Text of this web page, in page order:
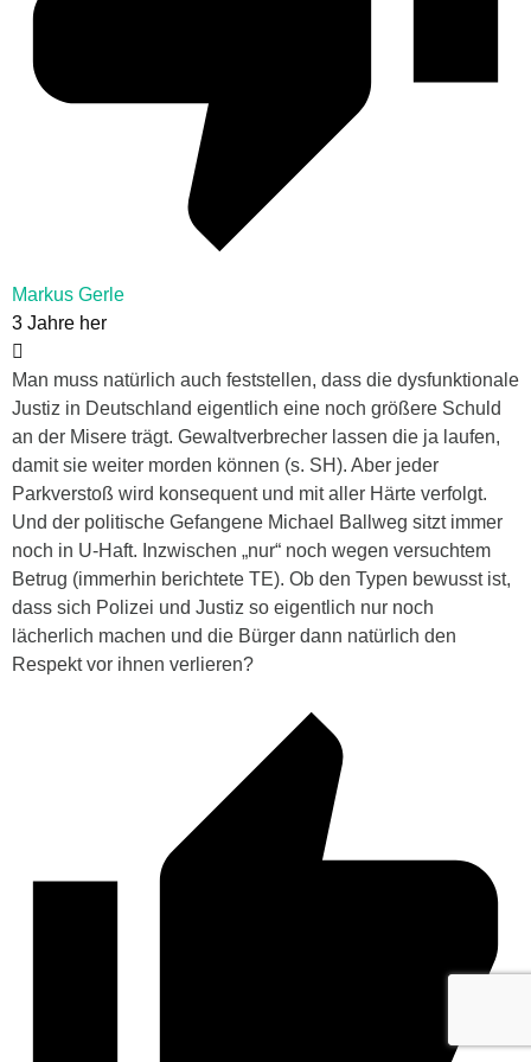
Markus Gerle
3 Jahre her
Man muss natürlich auch feststellen, dass die dysfunktionale
Justiz in Deutschland eigentlich eine noch größere Schuld
an der Misere trägt. Gewaltverbrecher lassen die ja laufen,
damit sie weiter morden können (s. SH). Aber jeder
Parkverstoß wird konsequent und mit aller Härte verfolgt.
Und der politische Gefangene Michael Ballweg sitzt immer
noch in U-Haft. Inzwischen „nur“ noch wegen versuchtem
Betrug (immerhin berichtete TE). Ob den Typen bewusst ist,
dass sich Polizei und Justiz so eigentlich nur noch
lächerlich machen und die Bürger dann natürlich den
Respekt vor ihnen verlieren?